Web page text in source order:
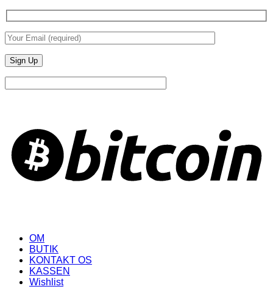
OM
BUTIK
KONTAKT OS
KASSEN
Wishlist